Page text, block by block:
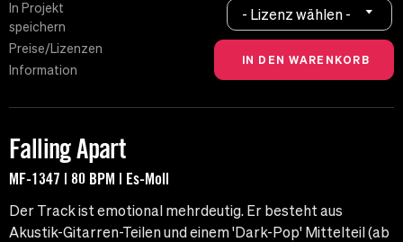
In Projekt
speichern
Preise/Lizenzen
Information
- Lizenz wählen -
Falling Apart
MF-1347 | 80 BPM | Es-Moll
Der Track ist emotional mehrdeutig. Er besteht aus
Akustik-Gitarren-Teilen und einem 'Dark-Pop' Mittelteil (ab